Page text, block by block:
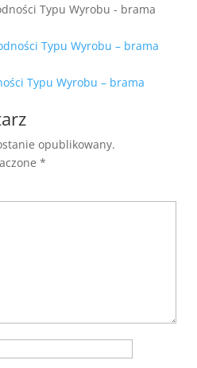
Typu Wyrobu – brama
Typu Wyrobu – brama
opublikowany.
*